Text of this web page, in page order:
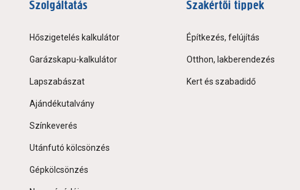
Szolgáltatás
Hőszigetelés kalkulátor
Garázskapu-kalkulátor
Lapszabászat
Ajándékutalvány
Színkeverés
Utánfutó kölcsönzés
Gépkölcsönzés
Szakértői tippek
Építkezés, felújítás
Otthon, lakberendezés
Kert és szabadidő